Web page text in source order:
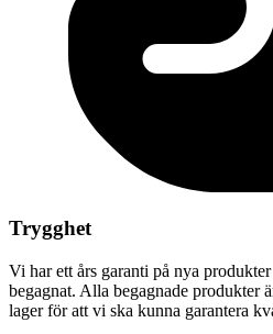
Trygghet
Vi har ett års garanti på nya
begagnat. Alla begagnade produkter
lager för att vi ska kunna garantera